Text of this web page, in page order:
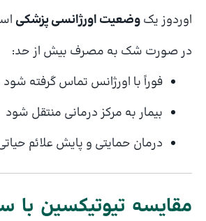
اوردوز یکوضعیت اورژانسی پزشکی
در صورت شک به مصرف بیش از حد:
فوراً با اورژانس تماس گرفته شود
بیمار به مرکز درمانی منتقل شود
درمان حمایتی و پایش علائم
مقایسه تیوتیکسین با